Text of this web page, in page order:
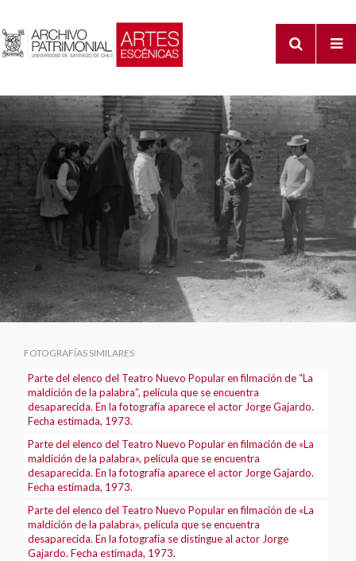
FOTOGRAFÍAS SIMILARES
Parte del elenco del Teatro Nuevo Popular en filmación de “La
maldición de la palabra”, película que se encuentra
desaparecida. En la fotografía aparece el actor Jorge Gajardo.
Fecha estimada, 1973.
Parte del elenco del Teatro Nuevo Popular en filmación de «La
maldición de la palabra», película que se encuentra
desaparecida. En la fotografía aparece el actor Jorge Gajardo.
Fecha estimada, 1973.
Parte del elenco del Teatro Nuevo Popular en filmación de «La
maldición de la palabra», película que se encuentra
desaparecida. En la fotografía se distingue al actor Jorge
Gajardo. Fecha estimada, 1973.